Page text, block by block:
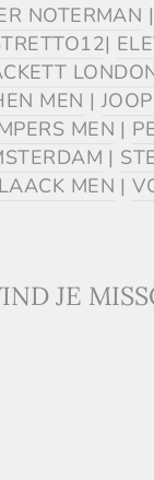
NOTERMAN |
|
MEN | JOOP
MEN |
|
MEN |
JE